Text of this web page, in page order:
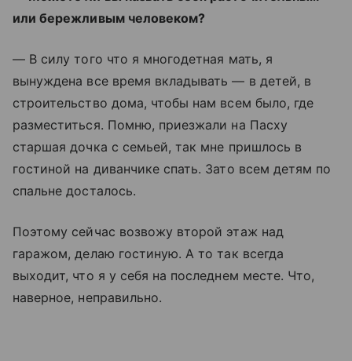
или бережливым человеком?
— В силу того что я многодетная мать, я
вынуждена все время вкладывать — в детей, в
строительство дома, чтобы нам всем было, где
разместиться. Помню, приезжали на Пасху
старшая дочка с семьей, так мне пришлось в
гостиной на диванчике спать. Зато всем детям по
спальне досталось.
Поэтому сейчас возвожу второй этаж над
гаражом, делаю гостиную. А то так всегда
выходит, что я у себя на последнем месте. Что,
наверное, неправильно.